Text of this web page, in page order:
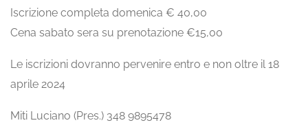
Iscrizione completa domenica € 40,00
Cena sabato sera su prenotazione €15,00
Le iscrizioni dovranno pervenire entro e non oltre il 18
aprile 2024
Miti Luciano (Pres.) 348 9895478